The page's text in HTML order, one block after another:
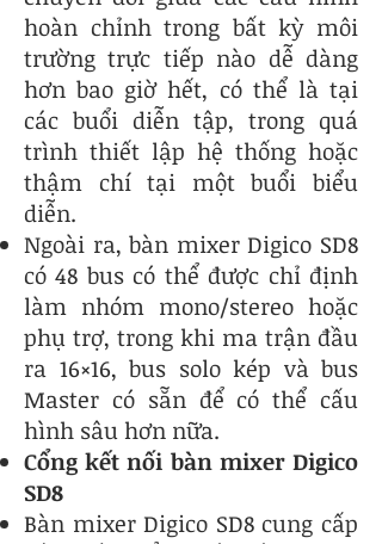
hoàn chỉnh trong bất kỳ môi
trường trực tiếp nào dễ dàng
hơn bao giờ hết, có thể là tại
các buổi diễn tập, trong quá
trình thiết lập hệ thống hoặc
thậm chí tại một buổi biểu
diễn.
Ngoài ra, bàn mixer Digico SD8
có 48 bus có thể được chỉ định
làm nhóm mono/stereo hoặc
phụ trợ, trong khi ma trận đầu
ra 16×16, bus solo kép và bus
Master có sẵn để có thể cấu
hình sâu hơn nữa.
Cổng kết nối bàn mixer Digico
SD8
Bàn mixer Digico SD8 cung cấp